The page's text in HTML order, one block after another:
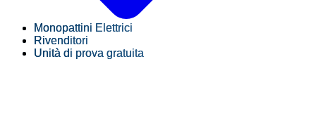
Monopattini Elettrici
Rivenditori
Unità di prova gratuita